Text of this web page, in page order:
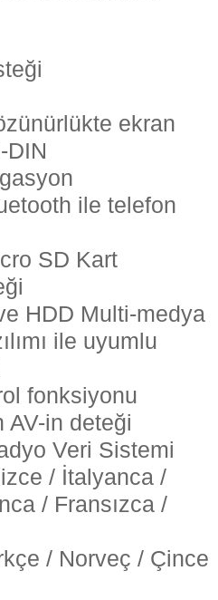
ekran
DIN
ile telefon
SD Kart
HDD Multi-medya
ile uyumlu
fonksiyonu
AV-in deteği
Veri Sistemi
/ İtalyanca /
/ Fransızca /
/ Norveç / Çince